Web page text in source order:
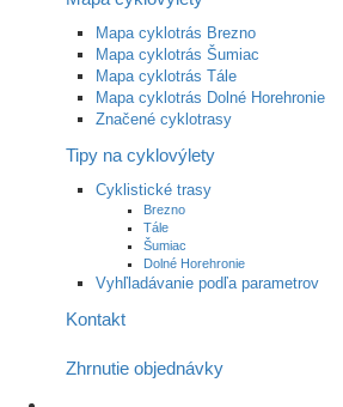
Mapa cyklotrás Brezno
Mapa cyklotrás Šumiac
Mapa cyklotrás Tále
Mapa cyklotrás Dolné Horehronie
Značené cyklotrasy
Tipy na cyklovýlety
Cyklistické trasy
Brezno
Tále
Šumiac
Dolné Horehronie
Vyhľladávanie podľa parametrov
Kontakt
Zhrnutie objednávky